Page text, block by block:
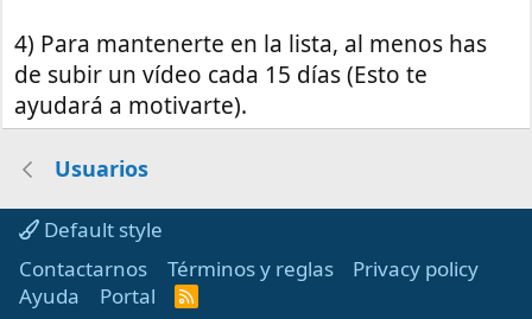
4) Para mantenerte en la lista, al menos has
de subir un vídeo cada 15 días (Esto te
ayudará a motivarte).
Usuarios
Default style
Contactarnos
Términos y reglas
Privacy policy
Ayuda
Portal
R